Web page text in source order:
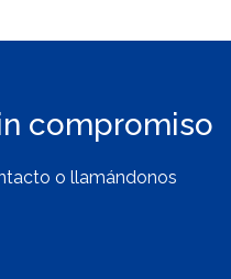
compromiso
o llamándonos